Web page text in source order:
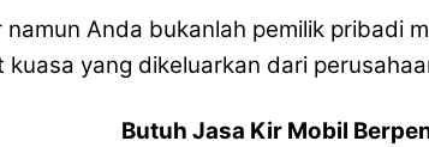
Anda bukanlah pemilik
yang dikeluarkan dari
Butuh Jasa Kir Mobil